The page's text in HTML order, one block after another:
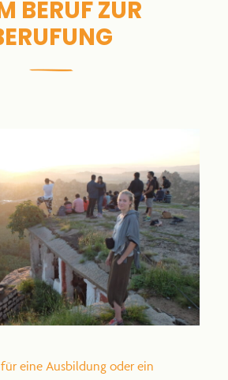
2025 Steiner Jubiläum
BERUF ZUR
eine Ausbildung oder ein